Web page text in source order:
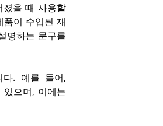
을 때 사용할
이 수입된 재
명하는 문구를
. 예를 들어,
으며, 이에는